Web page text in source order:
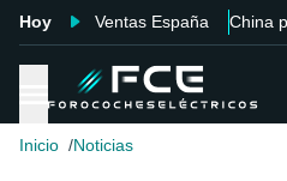
Hoy Ventas España China
Inicio Noticias